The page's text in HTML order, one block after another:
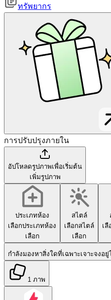
ทรัพยากร
การปรับปรุงภายใน
อัปโหลดรูปภาพเพื่อเริ่มต้น
เพิ่มรูปภาพ
ประเภทห้อง
เลือกประเภทห้อง
เลือก
สไตล์
เลือกสไตล์
เลือก
เ
กำลังมองหาสิ่งใดที่เฉพาะเจาะจงอ
1 ภาพ